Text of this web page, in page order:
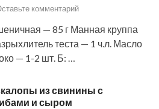
комментарий
— 85 г Манная круппа
теста — 1 ч.л. Масло
— 1-2 шт. Б: …
из свинины с
и сыром